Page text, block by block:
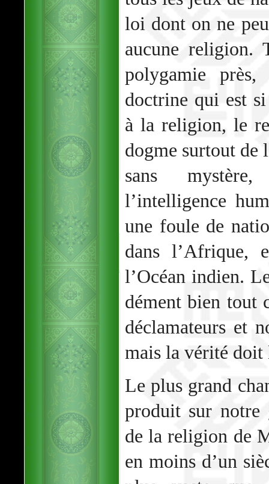
loi dont on ne
aucune religion.
polygamie
doctrine qui est
à la religion, le
dogme surtout de
sans
l’intelligence
une foule de
dans l’Afrique,
l’Océan indien.
dément bien tout
déclamateurs et
mais la vérité doit
Le plus grand
produit sur notre
de la religion de
en moins d’un